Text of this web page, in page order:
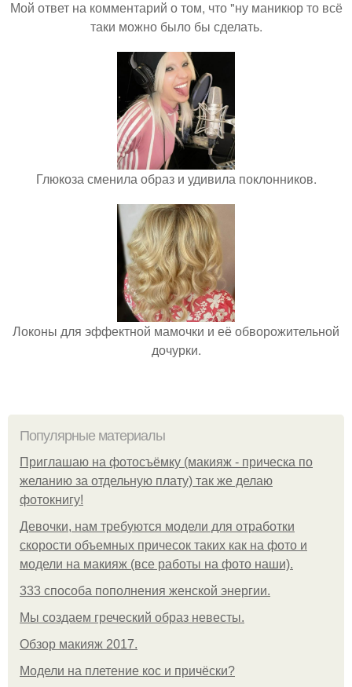
Мой ответ на комментарий о том, что "ну маникюр то всё
таки можно было бы сделать.
Глюкоза сменила образ и удивила поклонников.
Локоны для эффектной мамочки и её обворожительной
дочурки.
Популярные материалы
Приглашаю на фотосъёмку (макияж - прическа по
желанию за отдельную плату) так же делаю
фотокнигу!
Девочки, нам требуются модели для отработки
скорости объемных причесок таких как на фото и
модели на макияж (все работы на фото наши).
333 способа пополнения женской энергии.
Мы создаем греческий образ невесты.
Обзор макияж 2017.
Модели на плетение кос и причёски?